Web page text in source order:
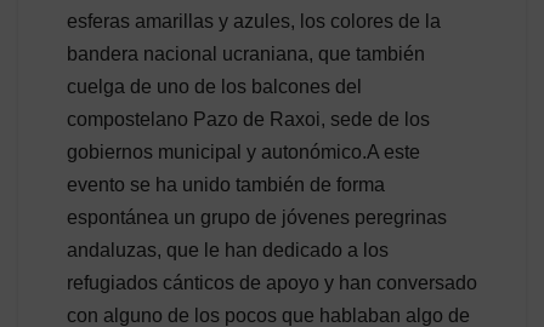
esferas amarillas y azules, los colores de la
bandera nacional ucraniana, que también
cuelga de uno de los balcones del
compostelano Pazo de Raxoi, sede de los
gobiernos municipal y autonómico.A este
evento se ha unido también de forma
espontánea un grupo de jóvenes peregrinas
andaluzas, que le han dedicado a los
refugiados cánticos de apoyo y han conversado
con alguno de los pocos que hablaban algo de